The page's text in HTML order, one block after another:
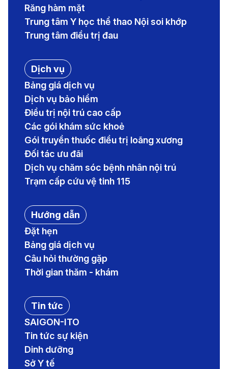
Răng hàm mặt
Trung tâm Y học thể thao Nội soi khớp
Trung tâm điều trị đau
Dịch vụ
Bảng giá dịch vụ
Dịch vụ bảo hiểm
Điều trị nội trú cao cấp
Các gói khám sức khoẻ
Gói truyền thuốc điều trị loãng xương
Đối tác ưu đãi
Dịch vụ chăm sóc bệnh nhân nội trú
Trạm cấp cứu vệ tinh 115
Hướng dẫn
Đặt hẹn
Bảng giá dịch vụ
Câu hỏi thường gặp
Thời gian thăm - khám
Tin tức
SAIGON-ITO
Tin tức sự kiện
Dinh dưỡng
Sở Y tế